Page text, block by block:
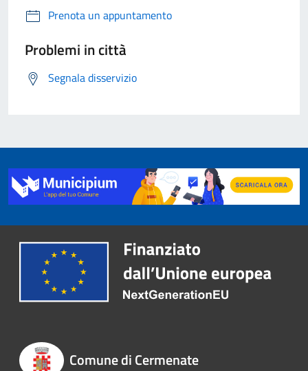
Prenota un appuntamento
Problemi in città
Segnala disservizio
Comune di Cermenate